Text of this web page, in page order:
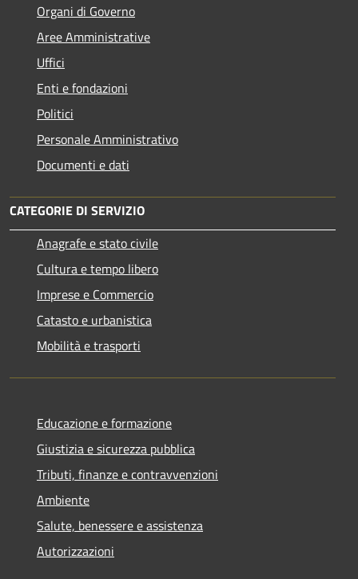
Organi di Governo
Aree Amministrative
Uffici
Enti e fondazioni
Politici
Personale Amministrativo
Documenti e dati
CATEGORIE DI SERVIZIO
Anagrafe e stato civile
Cultura e tempo libero
Imprese e Commercio
Catasto e urbanistica
Mobilità e trasporti
Educazione e formazione
Giustizia e sicurezza pubblica
Tributi, finanze e contravvenzioni
Ambiente
Salute, benessere e assistenza
Autorizzazioni